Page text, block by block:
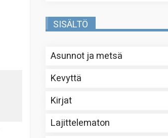
SISÄLTÖ
Asunnot ja metsä
Kevyttä
Kirjat
Lajittelematon